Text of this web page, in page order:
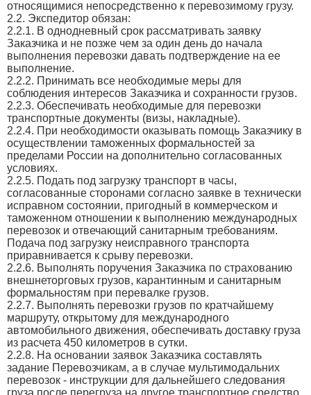
относящимися непосредственно к перевозимому грузу.
2.2. Экспедитор обязан:
2.2.1. В однодневный срок рассматривать заявку
Заказчика и не позже чем за один день до начала
выполнения перевозки давать подтверждение на ее
выполнение.
2.2.2. Принимать все необходимые меры для
соблюдения интересов Заказчика и сохранности грузов.
2.2.3. Обеспечивать необходимые для перевозки
транспортные документы (визы, накладные).
2.2.4. При необходимости оказывать помощь Заказчику в
осуществлении таможенных формальностей за
пределами России на дополнительно согласованных
условиях.
2.2.5. Подать под загрузку транспорт в часы,
согласованные сторонами согласно заявке в технически
исправном состоянии, пригодный в коммерческом и
таможенном отношении к выполнению международных
перевозок и отвечающий санитарным требованиям.
Подача под загрузку неисправного транспорта
приравнивается к срыву перевозки.
2.2.6. Выполнять поручения Заказчика по страхованию
внешнеторговых грузов, карантинным и санитарным
формальностям при перевалке грузов.
2.2.7. Выполнять перевозки грузов по кратчайшему
маршруту, открытому для международного
автомобильного движения, обеспечивать доставку груза
из расчета 450 километров в сутки.
2.2.8. На основании заявок Заказчика составлять
задание Перевозчикам, а в случае мультимодальних
перевозок - инструкции для дальнейшего следования